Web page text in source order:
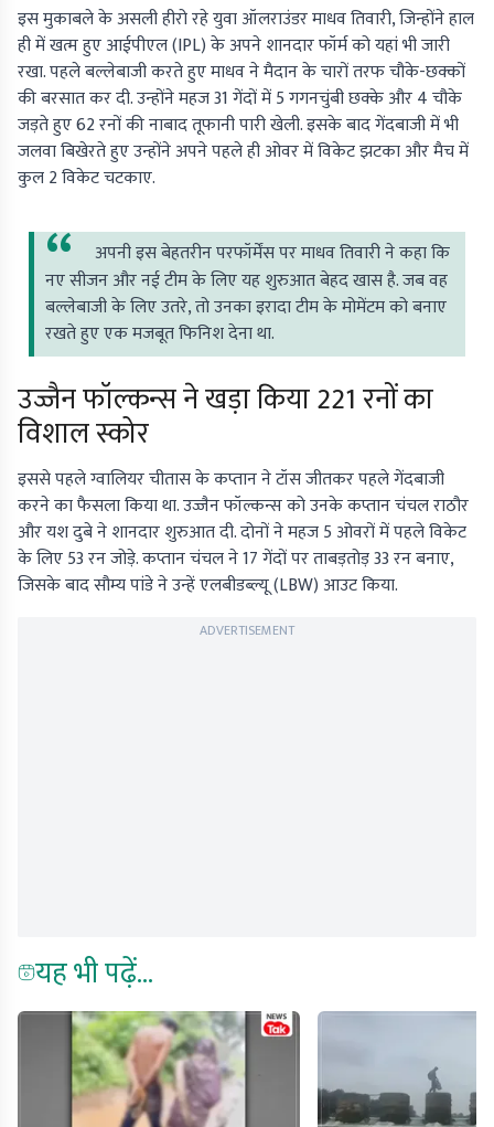
इस मुकाबले के असली हीरो रहे युवा ऑलराउंडर माधव तिवारी, जिन्होंने हाल
ही में खत्म हुए आईपीएल (IPL) के अपने शानदार फॉर्म को यहां भी जारी
रखा. पहले बल्लेबाजी करते हुए माधव ने मैदान के चारों तरफ चौके-छक्कों
की बरसात कर दी. उन्होंने महज 31 गेंदों में 5 गगनचुंबी छक्के और 4 चौके
जड़ते हुए 62 रनों की नाबाद तूफानी पारी खेली. इसके बाद गेंदबाजी में भी
जलवा बिखेरते हुए उन्होंने अपने पहले ही ओवर में विकेट झटका और मैच में
कुल 2 विकेट चटकाए.
अपनी इस बेहतरीन परफॉर्मेंस पर माधव तिवारी ने कहा कि
नए सीजन और नई टीम के लिए यह शुरुआत बेहद खास है. जब वह
बल्लेबाजी के लिए उतरे, तो उनका इरादा टीम के मोमेंटम को बनाए
रखते हुए एक मजबूत फिनिश देना था.
उज्जैन फॉल्कन्स ने खड़ा किया 221 रनों का
विशाल स्कोर
इससे पहले ग्वालियर चीतास के कप्तान ने टॉस जीतकर पहले गेंदबाजी
करने का फैसला किया था. उज्जैन फॉल्कन्स को उनके कप्तान चंचल राठौर
और यश दुबे ने शानदार शुरुआत दी. दोनों ने महज 5 ओवरों में पहले विकेट
के लिए 53 रन जोड़े. कप्तान चंचल ने 17 गेंदों पर ताबड़तोड़ 33 रन बनाए,
जिसके बाद सौम्य पांडे ने उन्हें एलबीडब्ल्यू (LBW) आउट किया.
ADVERTISEMENT
यह भी पढ़ें...